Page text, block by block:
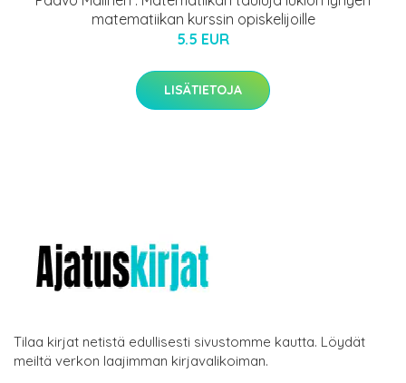
matematiikan kurssin opiskelijoille
5.5 EUR
LISÄTIETOJA
Tilaa kirjat netistä edullisesti sivustomme kautta. Löydät
meiltä verkon laajimman kirjavalikoiman.